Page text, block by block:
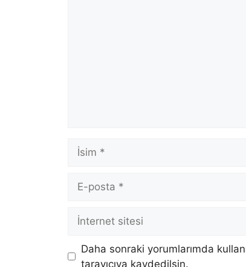
İsim
posta
İnternet
sitesi
Daha sonraki yorumlarımda
tarayıcıya kaydedilsin.